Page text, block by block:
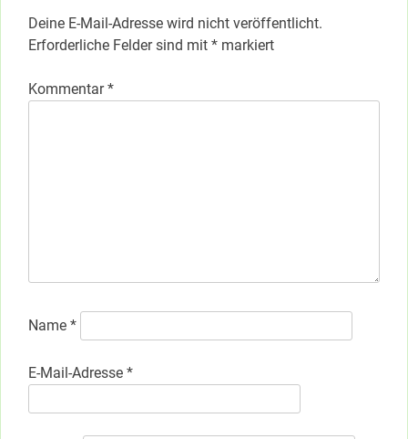
Deine E-Mail-Adresse wird nicht veröffentlicht.
Erforderliche Felder sind mit * markiert
Kommentar*
Name *
E-Mail-Adresse *